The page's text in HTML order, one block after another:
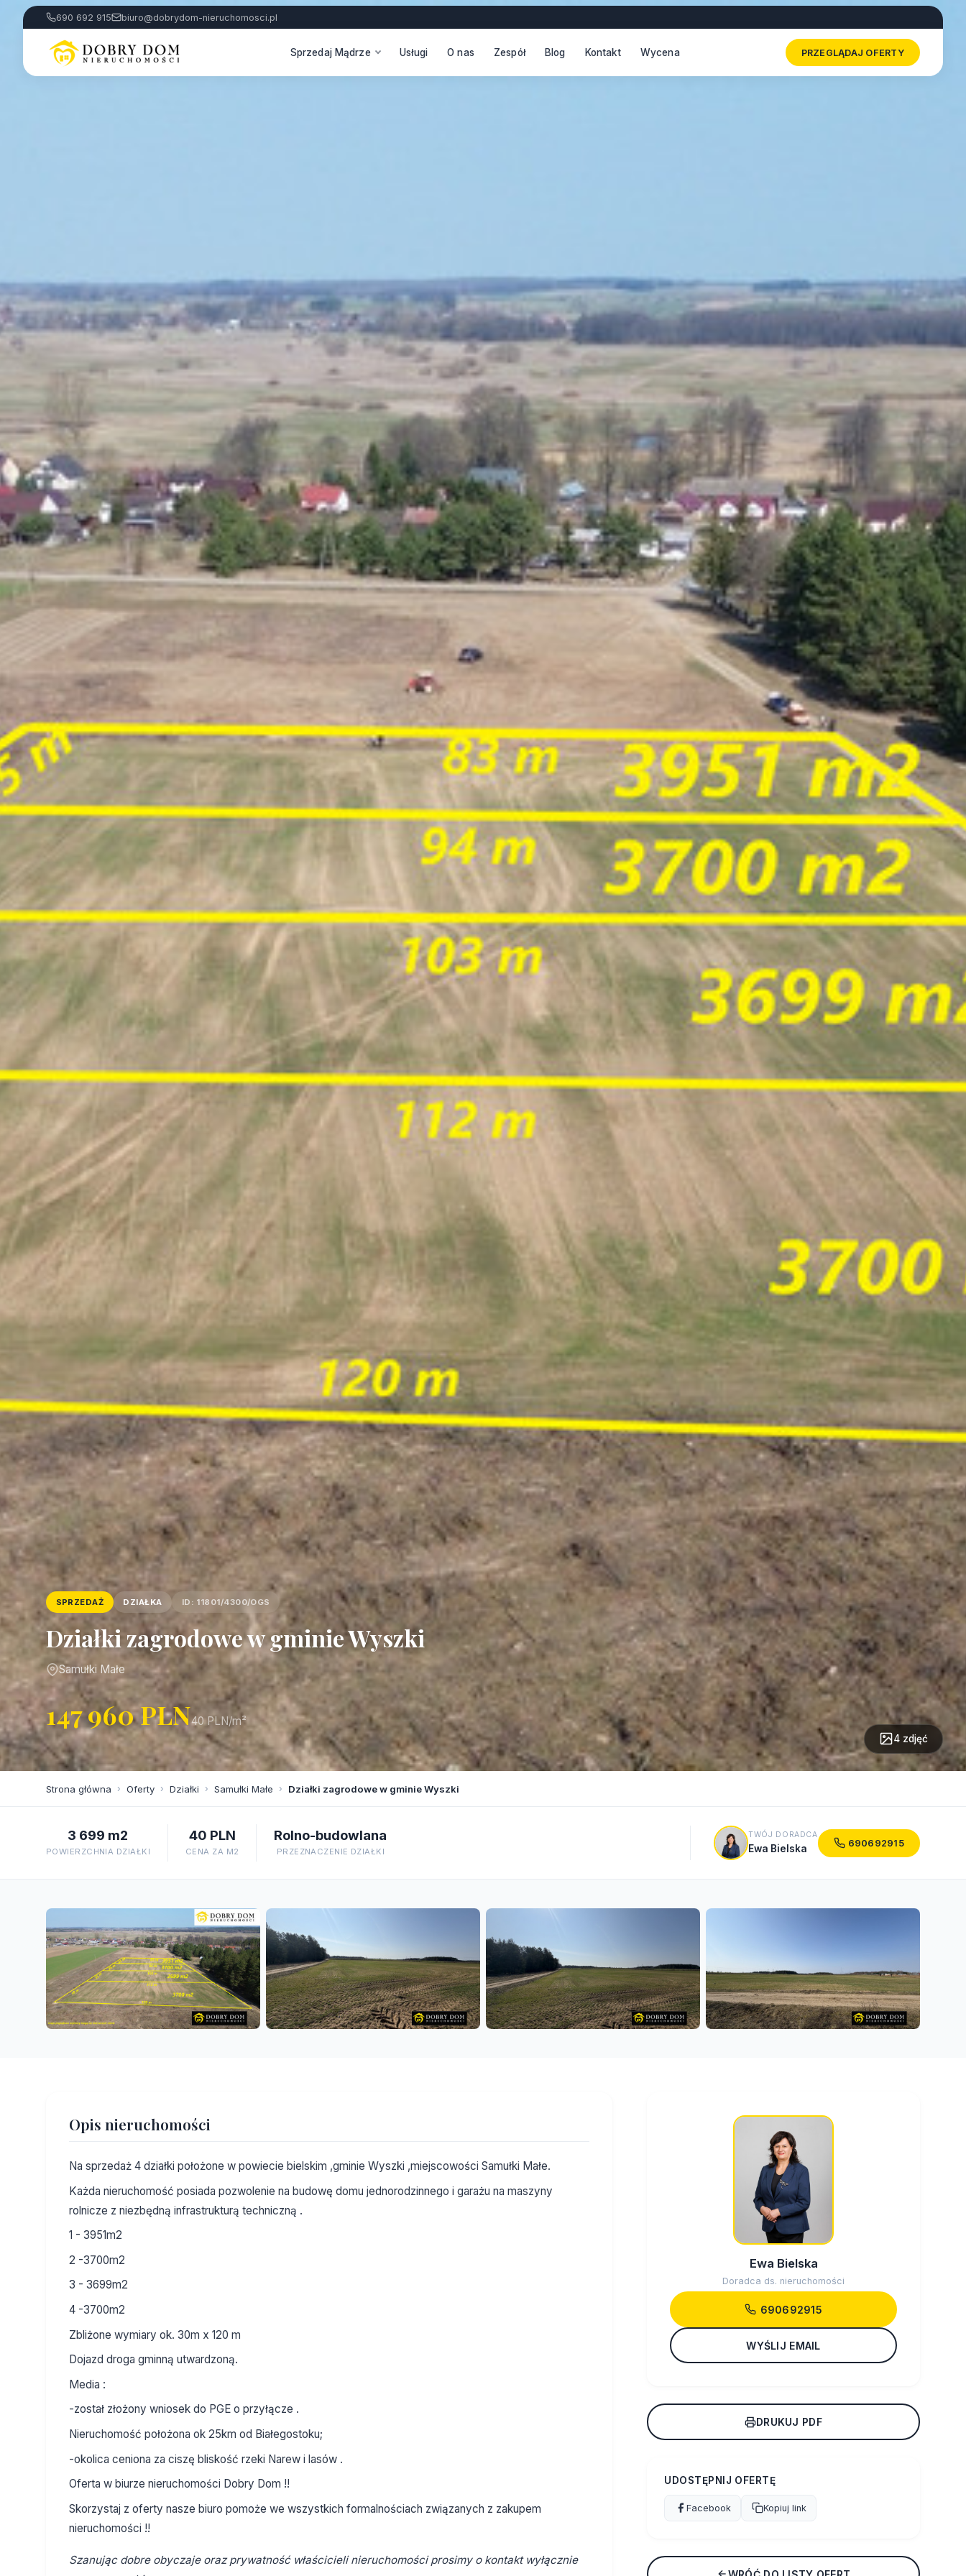
690 692 915 biuro@dobrydom-nieruchomosci.pl
Sprzedaj Mądrze Usługi O nas Zespół Blog Kontakt Wycena PRZEGLĄDAJ OFERTY
SPRZEDAŻ DZIAŁKA ID: 11801/4300/OGS
Działki zagrodowe w gminie Wyszki
Samułki Małe
147 960 PLN40 PLN/m²
4 zdjęć
Strona główna › Oferty › Działki › Samułki Małe › Działki zagrodowe w gminie Wyszki
3 699 m2
POWIERZCHNIA DZIAŁKI
40 PLN
CENA ZA M2
Rolno-budowlana
PRZEZNACZENIE DZIAŁKI
TWÓJ DORADCA
Ewa Bielska 690692915
Opis nieruchomości
Na sprzedaż 4 działki położone w powiecie bielskim ,gminie Wyszki ,miejscowości Samułki Małe.
Każda nieruchomość posiada pozwolenie na budowę domu jednorodzinnego i garażu na maszyny
rolnicze z niezbędną infrastrukturą techniczną .
1 - 3951m2
2 -3700m2
3 - 3699m2
4 -3700m2
Zbliżone wymiary ok. 30m x 120 m
Dojazd droga gminną utwardzoną.
Media :
-został złożony wniosek do PGE o przyłącze .
Nieruchomość położona ok 25km od Białegostoku;
-okolica ceniona za ciszę bliskość rzeki Narew i lasów .
Oferta w biurze nieruchomości Dobry Dom !!
Skorzystaj z oferty nasze biuro pomoże we wszystkich formalnościach związanych z zakupem
nieruchomości !!
Szanując dobre obyczaje oraz prywatność właścicieli nieruchomości prosimy o kontakt wyłącznie
Ewa Bielska
Doradca ds. nieruchomości
690692915
WYŚLIJ EMAIL
DRUKUJ PDF
UDOSTĘPNIJ OFERTĘ
Facebook Kopiuj link